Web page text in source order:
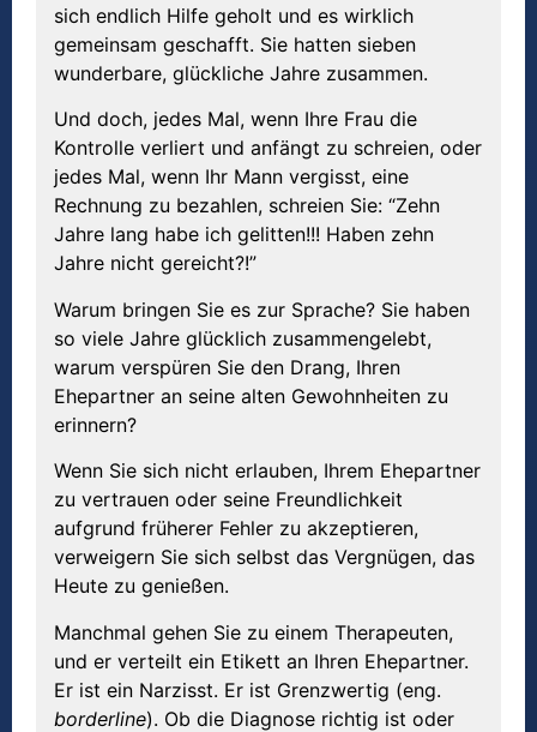
sich endlich Hilfe geholt und es wirklich
gemeinsam geschafft. Sie hatten sieben
wunderbare, glückliche Jahre zusammen.
Und doch, jedes Mal, wenn Ihre Frau die
Kontrolle verliert und anfängt zu schreien, oder
jedes Mal, wenn Ihr Mann vergisst, eine
Rechnung zu bezahlen, schreien Sie: “Zehn
Jahre lang habe ich gelitten!!! Haben zehn
Jahre nicht gereicht?!”
Warum bringen Sie es zur Sprache? Sie haben
so viele Jahre glücklich zusammengelebt,
warum verspüren Sie den Drang, Ihren
Ehepartner an seine alten Gewohnheiten zu
erinnern?
Wenn Sie sich nicht erlauben, Ihrem Ehepartner
zu vertrauen oder seine Freundlichkeit
aufgrund früherer Fehler zu akzeptieren,
verweigern Sie sich selbst das Vergnügen, das
Heute zu genießen.
Manchmal gehen Sie zu einem Therapeuten,
und er verteilt ein Etikett an Ihren Ehepartner.
Er ist ein Narzisst. Er ist Grenzwertig (eng.
borderline). Ob die Diagnose richtig ist oder